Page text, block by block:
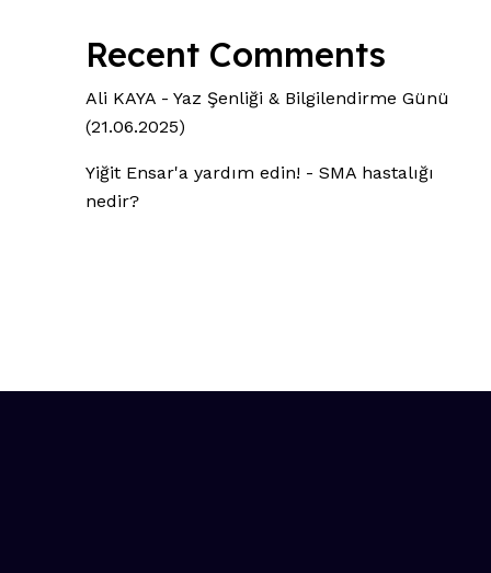
Recent Comments
Ali KAYA - Yaz Şenliği & Bilgilendirme Günü
(21.06.2025)
Yiğit Ensar'a yardım edin! - SMA hastalığı
nedir?